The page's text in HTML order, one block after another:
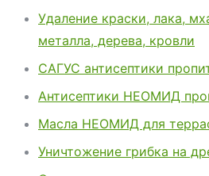
Удаление краски, лака,
металла, дерева, кровли
САГУС антисептики
Антисептики НЕОМИД
Масла НЕОМИД для
Уничтожение грибка на